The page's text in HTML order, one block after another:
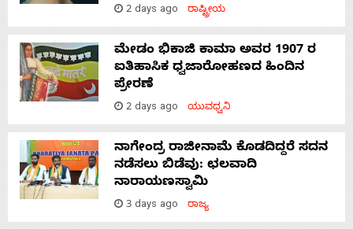
2 days ago ರಾಷ್ಟ್ರೀಯ
ಮೇಡಂ ಭಿಕಾಜಿ ಕಾಮಾ ಅವರ 1907 ರ
ಐತಿಹಾಸಿಕ ಧ್ವಜಾರೋಹಣದ ಹಿಂದಿನ
ಪ್ರೇರಣೆ
2 days ago ಯುವಧ್ವನಿ
ನಾಗೇಂದ್ರ ರಾಜೀನಾಮೆ ಕೊಡದಿದ್ದರೆ ಸದನ
ನಡೆಸಲು ಬಿಡೆವು: ಛಲವಾದಿ
ನಾರಾಯಣಸ್ವಾಮಿ
3 days ago ರಾಜ್ಯ